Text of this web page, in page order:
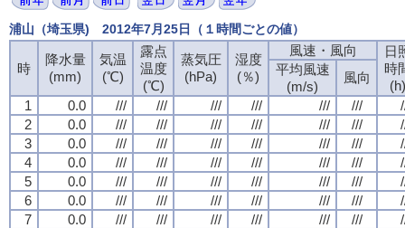
浦山（埼玉県) 2012年7月25日（１時間ごとの値）
時
降水量
(mm)
気温
(℃)
露点
温度
(℃)
蒸気圧
(hPa)
湿度
(％)
風速・風向
日
時
(h)
平均風速
(m/s)
風向
1
0.0 /// /// /// /// /// ///
2
0.0 /// /// /// /// /// ///
3
0.0 /// /// /// /// /// ///
4
0.0 /// /// /// /// /// ///
5
0.0 /// /// /// /// /// ///
6
0.0 /// /// /// /// /// ///
7
0.0 /// /// /// /// /// ///